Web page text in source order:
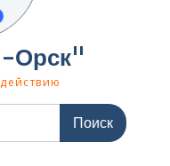
Орск"